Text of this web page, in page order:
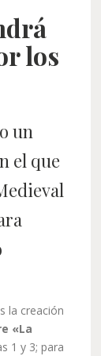
los
un
el que
la creación
«La
1 y 3; para